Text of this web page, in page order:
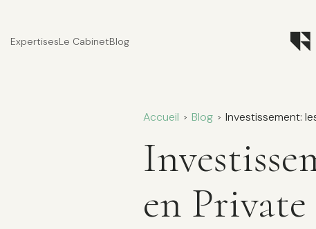
ExpertisesLe CabinetBlog
Accueil > Blog > Investissement:
en